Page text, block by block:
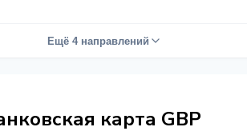
Ещё 4 направлений
карта GBP